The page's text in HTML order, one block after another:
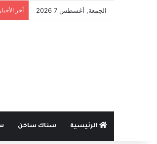
الجمعة, أغسطس 7 2026 أخر الأخبار
الرئيسية سناك ساخن